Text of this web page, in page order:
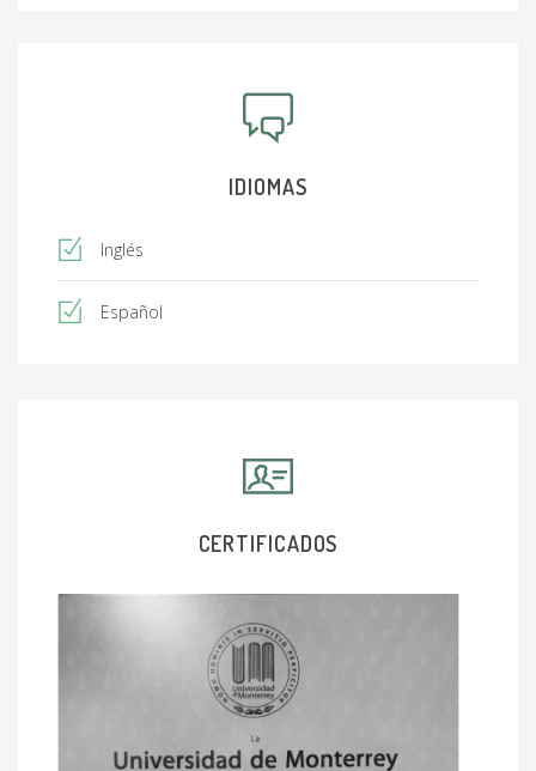
de Gestión de Calidad, 2021
IDIOMAS
Inglés
Español
CERTIFICADOS